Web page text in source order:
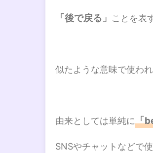
「後で戻る」 ことを表
似たような意味で使わ
由来としては単純に「
SNSやチャットなどで